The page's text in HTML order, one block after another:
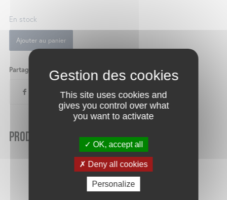
En stock
Ajouter au panier
Partager ce produit
Produits similaires
This site uses cookies and
gives you control over what
you want to activate
OK, accept all
Deny all cookies
Personalize